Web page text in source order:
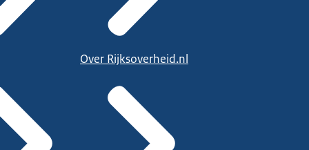
Over Rijksoverheid.nl